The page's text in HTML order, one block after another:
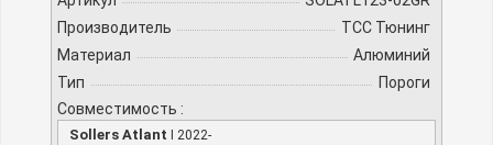
Производитель
TCC Тюнинг
Материал
Алюминий
Тип
Пороги
Совместимость :
Sollers Atlant I 2022-